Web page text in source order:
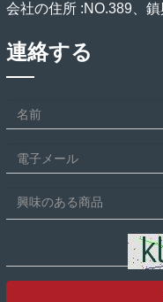
会社の住所 :NO.389、
連絡する